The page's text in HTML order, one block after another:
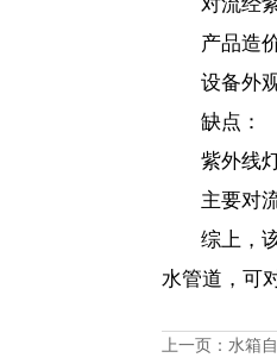
对流经
产品造
设备外
缺点：
紫外线
主要对
综上，
水管道，可
上一页： 水箱